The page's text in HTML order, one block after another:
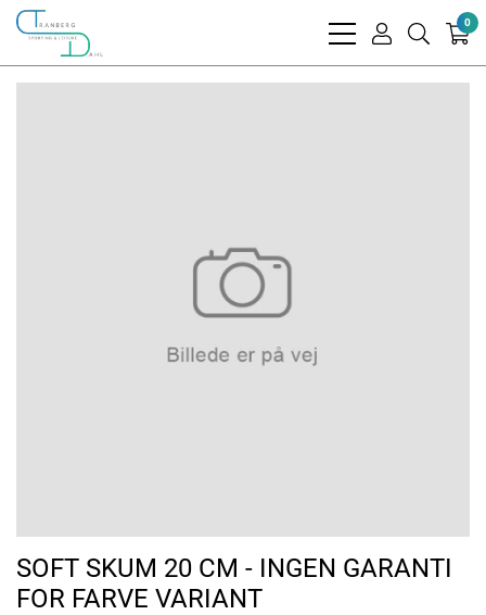
bars
user
search
0
SOFT SKUM 20 CM - INGEN GARANTI
FOR FARVE VARIANT